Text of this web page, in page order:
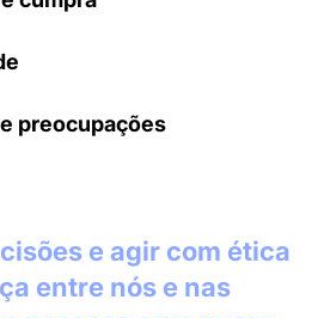
preocupações
e agir com ética
entre nós e nas